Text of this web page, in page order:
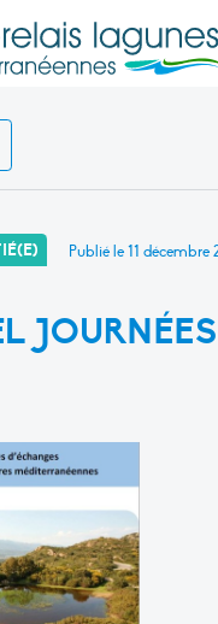
Publié le11 décembre